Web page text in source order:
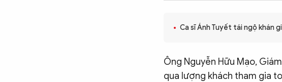
Ca sĩ Ánh Tuyết tái ngộ khán
Ông Nguyễn Hữu Mạo,
qua lượng khách tham gia